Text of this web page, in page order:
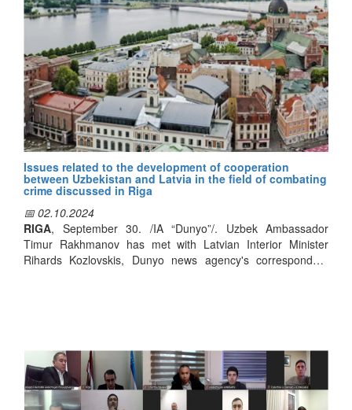
Issues related to the development of cooperation
between Uzbekistan and Latvia in the field of combating
crime discussed in Riga
📅 02.10.2024
RIGA, September 30. /IA “Dunyo”/. Uzbek Ambassador
Timur Rakhmanov has met with Latvian Interior Minister
Rihards Kozlovskis, Dunyo news agency's correspondent
The Latvian side was provided with information about the
reforms carried out in Uzbekistan in the field of policing, as
well as the attention paid to compatriots abroad.